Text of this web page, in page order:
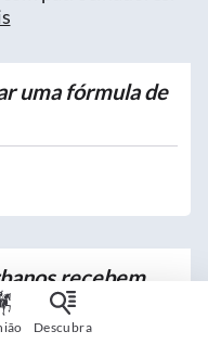
uma fórmula de
recebem
Descubra